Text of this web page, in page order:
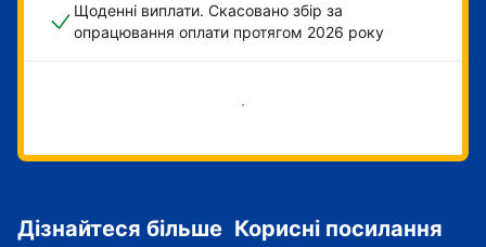
Щоденні виплати. Скасовано збір за
опрацювання оплати протягом 2026 року
Розпочати зараз
Дізнайтеся більше Корисні посилання